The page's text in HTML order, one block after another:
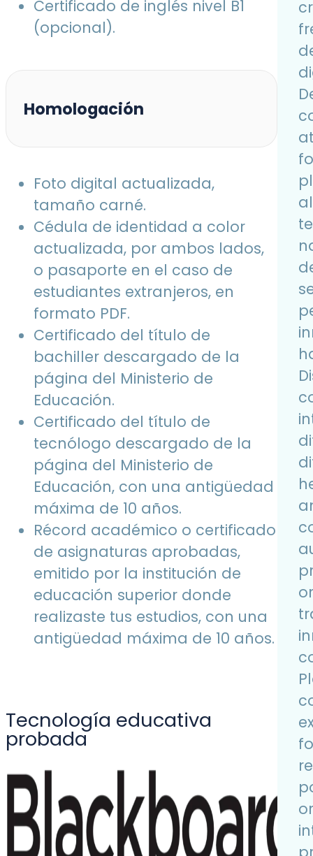
Certificado de inglés nivel B1
(opcional).
Homologación
Foto digital actualizada,
tamaño carné.
Cédula de identidad a color
actualizada, por ambos lados,
o pasaporte en el caso de
estudiantes extranjeros, en
formato PDF.
Certificado del título de
bachiller descargado de la
página del Ministerio de
Educación.
Certificado del título de
tecnólogo descargado de la
página del Ministerio de
Educación, con una antigüedad
máxima de 10 años.
Récord académico o certificado
de asignaturas aprobadas,
emitido por la institución de
educación superior donde
realizaste tus estudios, con una
antigüedad máxima de 10 años.
Tecnología educativa
probada